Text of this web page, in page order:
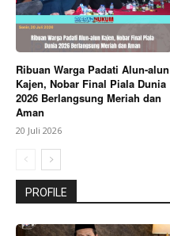
Ribuan Warga Padati Alun-alun
Kajen, Nobar Final Piala Dunia
2026 Berlangsung Meriah dan
Aman
20 Juli 2026
PROFILE